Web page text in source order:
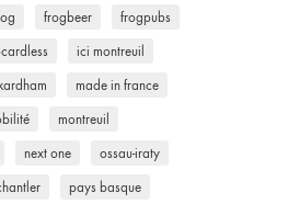
frogbeer frogpubs
ici montreuil
kardham made in france
montreuil
next one ossau-iraty
pays basque